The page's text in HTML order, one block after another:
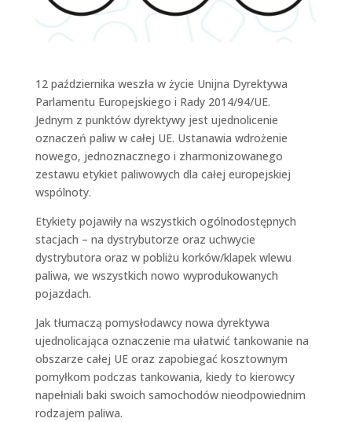
12 października weszła w życie Unijna Dyrektywa
Parlamentu Europejskiego i Rady 2014/94/UE.
Jednym z punktów dyrektywy jest ujednolicenie
oznaczeń paliw w całej UE. Ustanawia wdrożenie
nowego, jednoznacznego i zharmonizowanego
zestawu etykiet paliwowych dla całej europejskiej
wspólnoty.
Etykiety pojawiły na wszystkich ogólnodostępnych
stacjach – na dystrybutorze oraz uchwycie
dystrybutora oraz w pobliżu korków/klapek wlewu
paliwa, we wszystkich nowo wyprodukowanych
pojazdach.
Jak tłumaczą pomysłodawcy nowa dyrektywa
ujednolicająca oznaczenie ma ułatwić tankowanie na
obszarze całej UE oraz zapobiegać kosztownym
pomyłkom podczas tankowania, kiedy to kierowcy
napełniali baki swoich samochodów nieodpowiednim
rodzajem paliwa.